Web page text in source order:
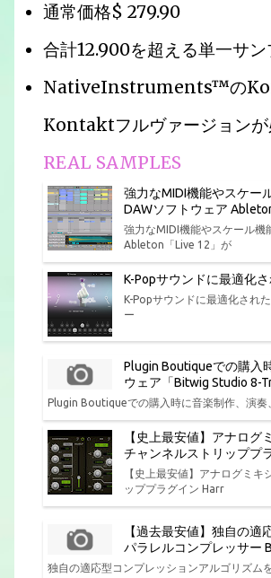
通常価格$ 279.90
合計12.900を超える単一サン
NativeInstruments™の
Kontaktフルヴァージョンが
REAL SAMPLES
強力なMIDI機能やスケー
DAWソフトウェア
強力なMIDI機能やスケール機
Ableton「Live 12」が
K-Popサウンドに最適化
K-Popサウンドに最適化され
ー
Plugin Boutiqueでの購入
ウェア「Bitwig Studio 8-
Plugin Boutiqueでの購入時に音楽制作、演
【史上最安値】アナロ
チャンネルストリッププ
【史上最安値】アナログミ
ッププラグイン Harr
【過去最安値】独自の
パラレルコンプレッサー
独自の適応型コンプレッションアルゴリズム